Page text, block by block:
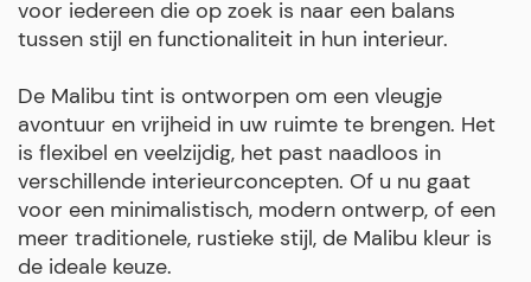
voor iedereen die op zoek is naar een balans
tussen stijl en functionaliteit in hun interieur.
De Malibu tint is ontworpen om een vleugje
avontuur en vrijheid in uw ruimte te brengen. Het
is flexibel en veelzijdig, het past naadloos in
verschillende interieurconcepten. Of u nu gaat
voor een minimalistisch, modern ontwerp, of een
meer traditionele, rustieke stijl, de Malibu kleur is
de ideale keuze.